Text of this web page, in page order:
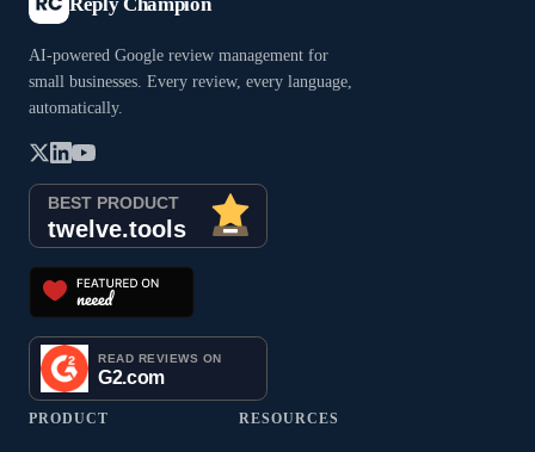
AI-powered Google review management for
small businesses. Every review, every language,
automatically.
PRODUCT RESOURCES